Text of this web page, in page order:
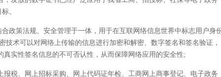
。
策法规、安全管理于一体，用于在互联网络信息世界中标志用户身
术可以对网络上传输的信息进行加密和解密、数字签名和签名验证，
实性签名信息的不可否认性，从而保障网络应用的安全性;
、网上招标采购、网上代码证年检、工商网上商事登记、电子政务